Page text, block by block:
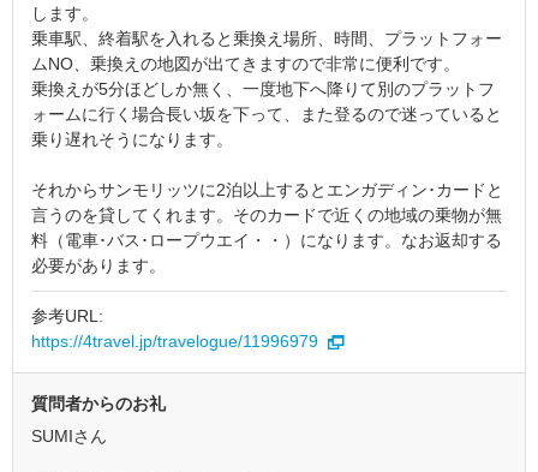
します。
乗車駅、終着駅を入れると乗換え場所、時間、プラットフォー
ムNO、乗換えの地図が出てきますので非常に便利です。
乗換えが5分ほどしか無く、一度地下へ降りて別のプラットフ
ォームに行く場合長い坂を下って、また登るので迷っていると
乗り遅れそうになります。
それからサンモリッツに2泊以上するとエンガディン･カードと
言うのを貸してくれます。そのカードで近くの地域の乗物が無
料（電車･バス･ロープウエイ・・）になります。なお返却する
必要があります。
参考URL:
https://4travel.jp/travelogue/11996979
質問者からのお礼
SUMIさん